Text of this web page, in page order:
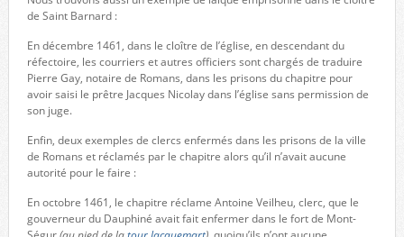
de Saint Barnard :
En décembre 1461, dans le cloître de l’église, en descendant du
réfectoire, les courriers et autres officiers sont chargés de traduire
Pierre Gay, notaire de Romans, dans les prisons du chapitre pour
avoir saisi le prêtre Jacques Nicolay dans l’église sans permission de
son juge.
Enfin, deux exemples de clercs enfermés dans les prisons de la ville
de Romans et réclamés par le chapitre alors qu’il n’avait aucune
autorité pour le faire :
En octobre 1461, le chapitre réclame Antoine Veilheu, clerc, que le
gouverneur du Dauphiné avait fait enfermer dans le fort de Mont-